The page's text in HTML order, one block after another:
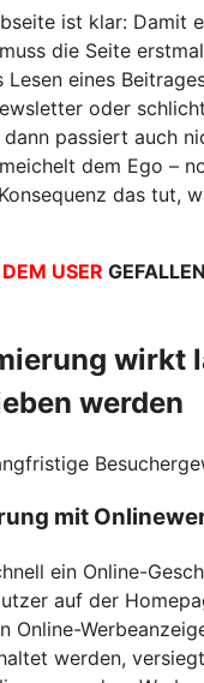
ist klar: Damit
die Seite
eines
oder
passiert auch
dem Ego –
das tut,
USER
wirkt
werden
mit
ein Online-
auf der
Online-
werden,